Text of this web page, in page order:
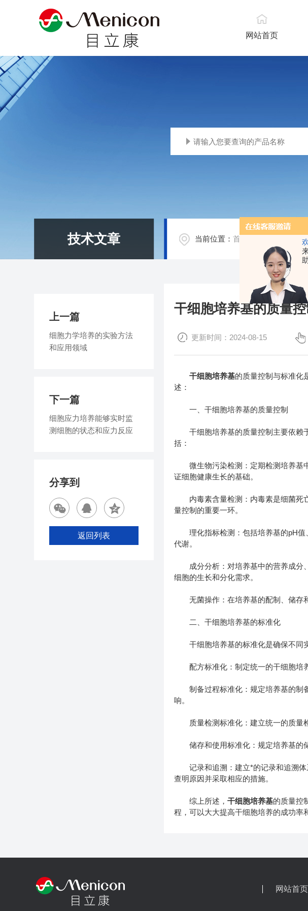
网站首页
技术文章 当前位置：首页 / 干
干细胞培养基的质量
更新时间：2024-08-15
干细胞培养基的质量控制与标准化
述：
一、干细胞培养基的质量控制
干细胞培养基的质量控制主要依赖于
括：
微生物污染检测：定期检测培养基中
证细胞健康生长的基础。
内毒素含量检测：内毒素是细菌死亡
量控制的重要一环。
理化指标检测：包括培养基的pH值
代谢。
成分分析：对培养基中的营养成分、
细胞的生长和分化需求。
无菌操作：在培养基的配制、储存和
二、干细胞培养基的标准化
干细胞培养基的标准化是确保不同实
配方标准化：制定统一的干细胞培养
制备过程标准化：规定培养基的制备
响。
质量检测标准化：建立统一的质量检
储存和使用标准化：规定培养基的储
记录和追溯：建立*的记录和追溯体
查明原因并采取相应的措施。
综上所述，干细胞培养基的质量控
程，可以大大提高干细胞培养的成功率
上一篇
细胞力学培养的实验方法
和应用领域
下一篇
细胞应力培养能够实时监
测细胞的状态和应力反应
分享到
返回列表
网站首页